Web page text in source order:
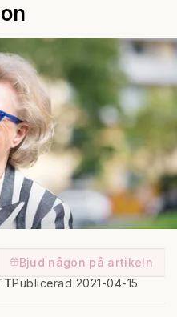
Bjud någon på artikeln
Publicerad 2021-04-15